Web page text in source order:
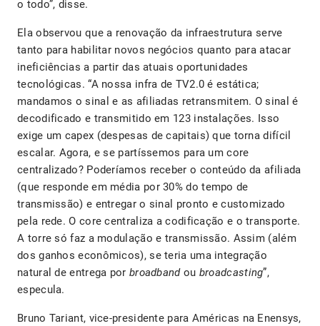
o todo”, disse.
Ela observou que a renovação da infraestrutura serve
tanto para habilitar novos negócios quanto para atacar
ineficiências a partir das atuais oportunidades
tecnológicas. “A nossa infra de TV2.0 é estática;
mandamos o sinal e as afiliadas retransmitem. O sinal é
decodificado e transmitido em 123 instalações. Isso
exige um capex (despesas de capitais) que torna difícil
escalar. Agora, e se partíssemos para um core
centralizado? Poderíamos receber o conteúdo da afiliada
(que responde em média por 30% do tempo de
transmissão) e entregar o sinal pronto e customizado
pela rede. O core centraliza a codificação e o transporte.
A torre só faz a modulação e transmissão. Assim (além
dos ganhos econômicos), se teria uma integração
natural de entrega por broadband ou broadcasting”,
especula.
Bruno Tariant, vice-presidente para Américas na Enensys,